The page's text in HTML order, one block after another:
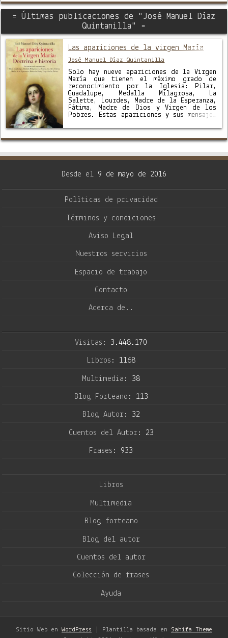
= Últimas publicaciones de "José Manuel Díaz
Quintanilla" =
Las apariciones de la virgen María
José Manuel Díaz Quintanilla
Solo hay nueve apariciones de la Virgen
María que tienen el máximo grado de
reconocimiento por la Iglesia: Pilar,
Guadalupe, Medalla Milagrosa, La
Salette, Lourdes, Madre de la Esperanza,
Fátima, Madre de Dios y Virgen de los
Pobres. Estas apariciones y sus mensajes
de Dios a los videntes y, …
Desde el 9 de mayo de 2016
Políticas de privacidad
Términos y condiciones
Aviso Legal
Nuestros servicios
Espacio de trabajo
Contacto
Acerca de..
Visitas: 3.448.170
Libros: 1168
Multimedia: 38
Blog Forteano: 113
Blog Autor: 32
Cuentos del Autor: 23
Frases: 933
Libros
Multimedia
Blog forteano
Blog del autor
Cuentos del autor
Colección de frases
Ayuda
Sitio Web en WordPress | Plantilla basada en Sahifa Theme